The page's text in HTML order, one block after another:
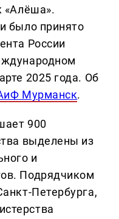
«Алёша».
было принято
России
2025 года. Об
Мурманск.
900
выделены из
и
Подрядчиком
Петербурга,